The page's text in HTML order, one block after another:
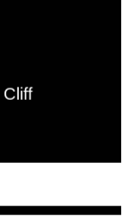
Cliff